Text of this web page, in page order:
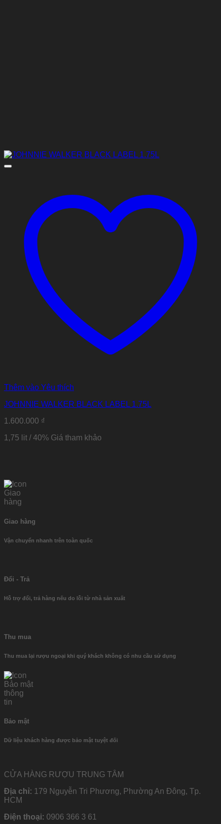
Thêm vào Yêu thích
JOHNNIE WALKER BLACK LABEL 1.75L
1.600.000 ₫
1,75 lit / 40% Giá tham khảo
Giao hàng
Vận chuyển nhanh trên toàn quốc
Đổi - Trả
Hỗ trợ đổi, trả hàng nếu do lỗi từ nhà sản xuất
Thu mua
Thu mua lại rượu ngoại khi quý khách không có nhu cầu sử dụng
Bảo mật
Dữ liệu khách hàng được bảo mật tuyệt đối
CỬA HÀNG RƯỢU TRUNG TÂM
Địa chỉ: 179 Nguyễn Tri Phương, Phường An Đông, Tp.
HCM
Điện thoại: 0906 366 3 61